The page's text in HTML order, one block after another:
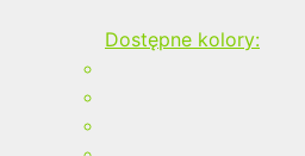
Dostępne kolory: